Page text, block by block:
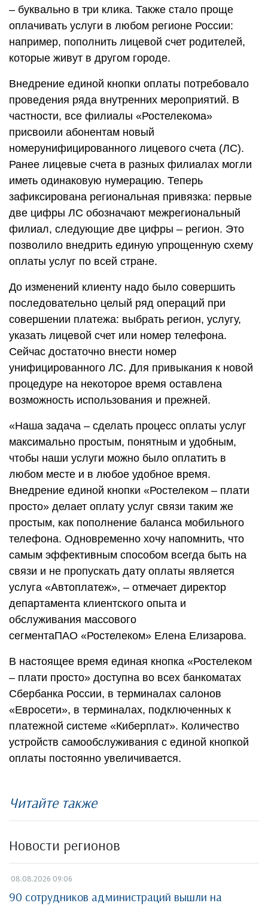
– буквально в три клика. Также стало проще
оплачивать услуги в любом регионе России:
например, пополнить лицевой счет родителей,
которые живут в другом городе.
Внедрение единой кнопки оплаты потребовало
проведения ряда внутренних мероприятий. В
частности, все филиалы «Ростелекома»
присвоили абонентам новый
номерунифицированного лицевого счета (ЛС).
Ранее лицевые счета в разных филиалах могли
иметь одинаковую нумерацию. Теперь
зафиксирована региональная привязка: первые
две цифры ЛС обозначают межрегиональный
филиал, следующие две цифры – регион. Это
позволило внедрить единую упрощенную схему
оплаты услуг по всей стране.
До изменений клиенту надо было совершить
последовательно целый ряд операций при
совершении платежа: выбрать регион, услугу,
указать лицевой счет или номер телефона.
Сейчас достаточно внести номер
унифицированного ЛС. Для привыкания к новой
процедуре на некоторое время оставлена
возможность использования и прежней.
«Наша задача – сделать процесс оплаты услуг
максимально простым, понятным и удобным,
чтобы наши услуги можно было оплатить в
любом месте и в любое удобное время.
Внедрение единой кнопки «Ростелеком – плати
просто» делает оплату услуг связи таким же
простым, как пополнение баланса мобильного
телефона. Одновременно хочу напомнить, что
самым эффективным способом всегда быть на
связи и не пропускать дату оплаты является
услуга «Автоплатеж», – отмечает директор
департамента клиентского опыта и
обслуживания массового
сегментаПАО «Ростелеком» Елена Елизарова.
В настоящее время единая кнопка «Ростелеком
– плати просто» доступна во всех банкоматах
Сбербанка России, в терминалах салонов
«Евросети», в терминалах, подключенных к
платежной системе «Киберплат». Количество
устройств самообслуживания с единой кнопкой
оплаты постоянно увеличивается.
Читайте также
Новости регионов
08.08.2026 09:06
90 сотрудников администраций вышли на